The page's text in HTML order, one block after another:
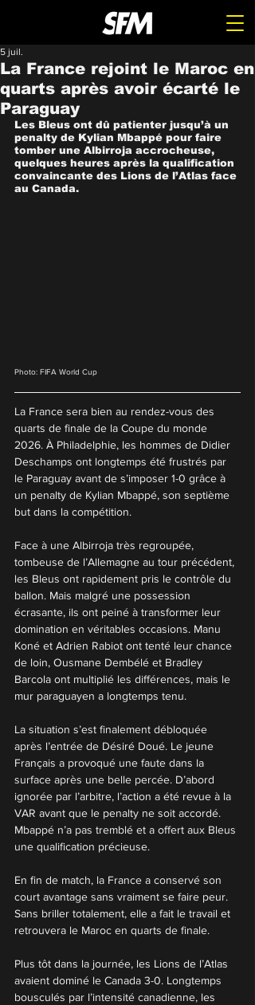
La France rejoint le Maroc en
quarts après avoir écarté le
Paraguay
5 juil.
Les Bleus ont dû patienter jusqu’à un
penalty de Kylian Mbappé pour faire
tomber une Albirroja accrocheuse,
quelques heures après la qualification
convaincante des Lions de l’Atlas face
au Canada.
Photo: FIFA World Cup
La France sera bien au rendez-vous des
quarts de finale de la Coupe du monde
2026. À Philadelphie, les hommes de Didier
Deschamps ont longtemps été frustrés par
le Paraguay avant de s’imposer 1-0 grâce à
un penalty de Kylian Mbappé, son septième
but dans la compétition.
Face à une Albirroja très regroupée,
tombeuse de l’Allemagne au tour précédent,
les Bleus ont rapidement pris le contrôle du
ballon. Mais malgré une possession
écrasante, ils ont peiné à transformer leur
domination en véritables occasions. Manu
Koné et Adrien Rabiot ont tenté leur chance
de loin, Ousmane Dembélé et Bradley
Barcola ont multiplié les différences, mais le
mur paraguayen a longtemps tenu.
La situation s’est finalement débloquée
après l’entrée de Désiré Doué. Le jeune
Français a provoqué une faute dans la
surface après une belle percée. D’abord
ignorée par l’arbitre, l’action a été revue à la
VAR avant que le penalty ne soit accordé.
Mbappé n’a pas tremblé et a offert aux Bleus
une qualification précieuse.
En fin de match, la France a conservé son
court avantage sans vraiment se faire peur.
Sans briller totalement, elle a fait le travail et
retrouvera le Maroc en quarts de finale.
Plus tôt dans la journée, les Lions de l’Atlas
avaient dominé le Canada 3-0. Longtemps
bousculés par l’intensité canadienne, les